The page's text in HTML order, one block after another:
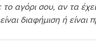
αγόρι σου, αν τα
διαφήμιση ή είναι